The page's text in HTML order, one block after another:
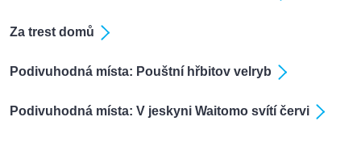
Za trest domů
Podivuhodná místa: Pouštní hřbitov velryb
Podivuhodná místa: V jeskyni Waitomo svítí červi